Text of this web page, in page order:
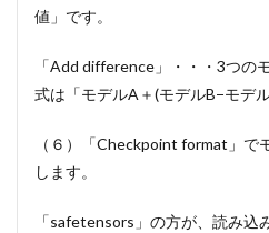
値」です。
「Add difference」・・・3つの
式は「モデルA＋(モデルB−モデ
（６）「Checkpoint format」で
します。
「safetensors」の方が、読み込